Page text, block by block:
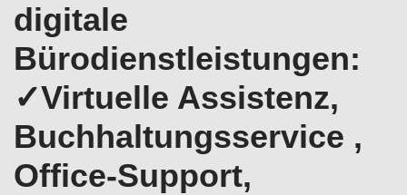
digitale
Bürodienstleistungen:
✓Virtuelle Assistenz,
Buchhaltungsservice ,
Office-Support,